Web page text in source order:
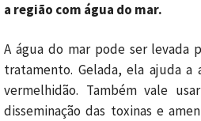
a região com água do mar.
A água do mar pode ser levada
tratamento. Gelada, ela ajuda
vermelhidão. Também vale
disseminação das toxinas e